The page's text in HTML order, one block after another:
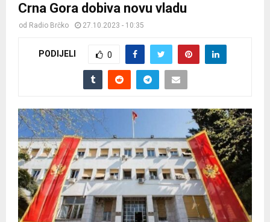
Crna Gora dobiva novu vladu
od Radio Brčko 27.10.2023 - 10:35
PODIJELI 0